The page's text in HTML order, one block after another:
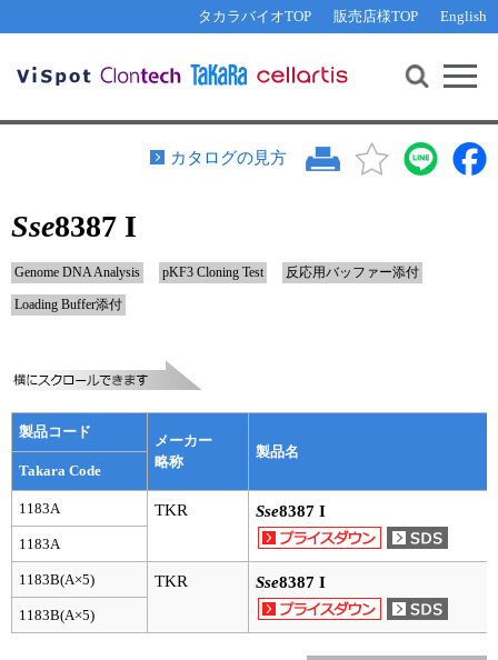
タカラバイオTOP 販売店様TOP English
機能解析・サイレンシング
PCR・等温増幅
リアルタイムPCR（qPCR）
装置・ソフトウェア
サンプル請求
テクニカルサポートライン
その他 ライセンスに関するご相談
遺伝子組換え生物該当製品
研究支援ツール
Cut-Site Navigator 制限酵素切断サイトの検索
In-Fusion Cloning プライマー設計
抗体検索サイト
リアルタイムPCR（インターカレーター法）
プライマー検索・注文
プライマー・プローブ検索・注文
ラーニングセンター
実験ガイド
リアルタイムPCR実験ガイド
遺伝子検査ガイド（食品・水質・家畜他）
お問い合わせ WEB会員登録
カタログの見方
Sse8387 I
Genome DNA Analysis pKF3 Cloning Test 反応用バッファー添付
Loading Buffer添付
製品コード
メーカー
略称
製品名
Takara Code
1183A TKR Sse8387 I
1183A
1183B(A×5) TKR Sse8387 I
1183B(A×5)